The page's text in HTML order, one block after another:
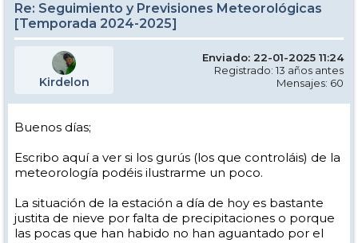
Re: Seguimiento y Previsiones Meteorológicas
[Temporada 2024-2025]
Kirdelon
Enviado: 22-01-2025 11:24
Registrado: 13 años antes
Mensajes: 60
Buenos días;
Escribo aquí a ver si los gurús (los que controláis) de la
meteorología podéis ilustrarme un poco.
La situación de la estación a día de hoy es bastante
justita de nieve por falta de precipitaciones o porque
las pocas que han habido no han aguantado por el